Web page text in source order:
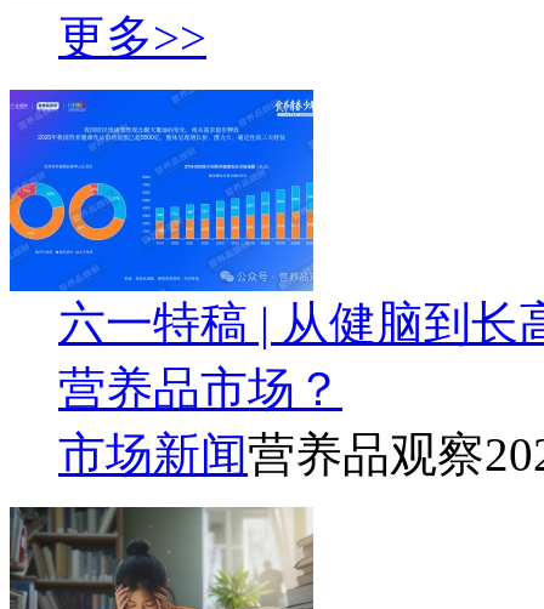
更多>>
六一特稿 | 从健脑到长
营养品市场？
市场新闻营养品观察